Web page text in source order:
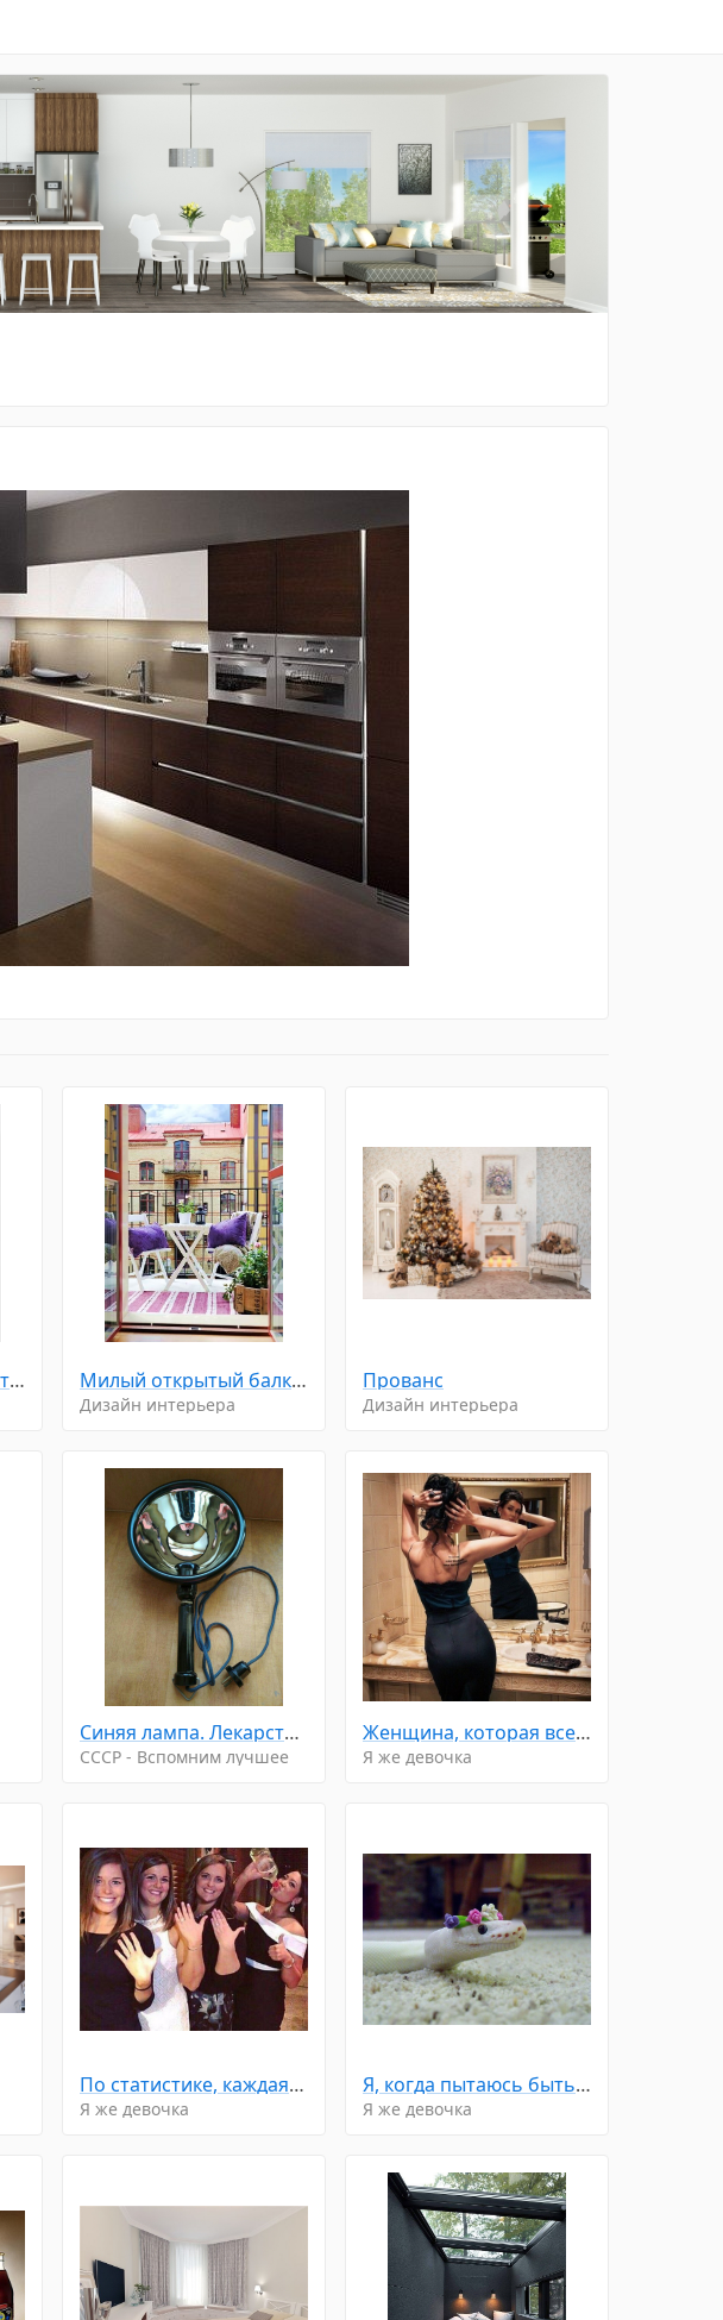
Уже лето! Не забывайте загорать... Милый откpытый бaлкончик
Дизайн интерьера
Прованс
Дизайн интерьера
Синяя лампа. Лекарство от всех болезней 😉
CCCP - Вспомним лучшее
Женщина, которая все прощает и долго терпит, часто уходит неожиданно и навсегда. ☝
Я же девочка
По статистике, каждая четвёртая женщина в мире счастлива
Я же девочка
Я, когда пытаюсь быть милой
Я же девочка